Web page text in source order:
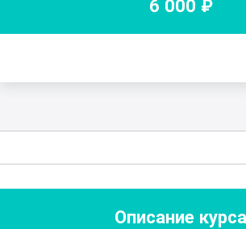
6 000 ₽
Описание курса